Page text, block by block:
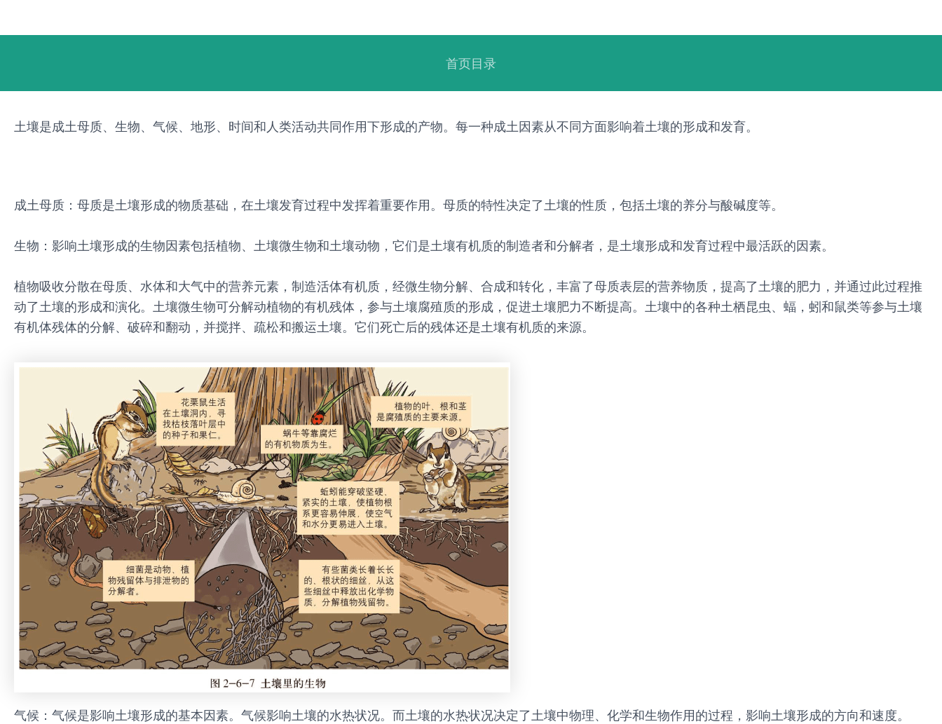
首页目录
土壤是成土母质、生物、气候、地形、时间和人类活动共同作用下形成的产物。每一种成土因素从不同方面影响着土壤的形成和发育。
成土母质：母质是土壤形成的物质基础，在土壤发育过程中发挥着重要作用。母质的特性决定了土壤的性质，包括土壤的养分与酸碱度等。
生物：影响土壤形成的生物因素包括植物、土壤微生物和土壤动物，它们是土壤有机质的制造者和分解者，是土壤形成和发育过程中最活跃的因素。
植物吸收分散在母质、水体和大气中的营养元素，制造活体有机质，经微生物分解、合成和转化，丰富了母质表层的营养物质，提高了土壤的肥力，并通过此过程推
动了土壤的形成和演化。土壤微生物可分解动植物的有机残体，参与土壤腐殖质的形成，促进土壤肥力不断提高。土壤中的各种土栖昆虫、蝠，蚓和鼠类等参与土壤
有机体残体的分解、破碎和翻动，并搅拌、疏松和搬运土壤。它们死亡后的残体还是土壤有机质的来源。
气候：气候是影响土壤形成的基本因素。气候影响土壤的水热状况。而土壤的水热状况决定了土壤中物理、化学和生物作用的过程，影响土壤形成的方向和速度。